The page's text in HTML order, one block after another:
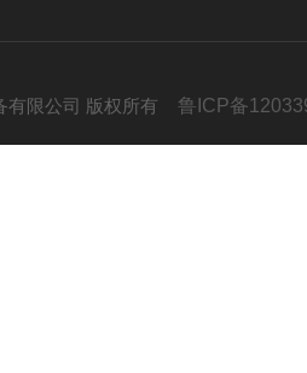
有限公司 版权所有 鲁ICP备